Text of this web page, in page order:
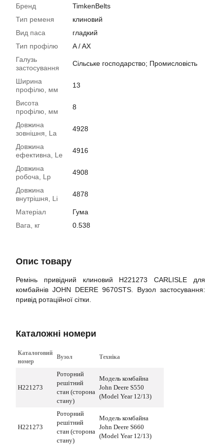
Бренд
TimkenBelts
Тип ременя
клиновий
Вид паса
гладкий
Тип профілю
A / AX
Галузь
застосування
Сільське господарство; Промисловість
Ширина
профілю, мм
13
Висота
профілю, мм
8
Довжина
зовнішня, La
4928
Довжина
ефективна, Le
4916
Довжина
робоча, Lp
4908
Довжина
внутрішня, Li
4878
Матеріал
Гума
Вага, кг
0.538
Опис товару
Ремінь привідний клиновий H221273 CARLISLE для
комбайнів JOHN DEERE 9670STS. Вузол застосування:
привід ротаційної сітки.
Каталожні номери
Каталоговий
номер
Вузол Техніка
H221273
Роторний
решітний
стан (сторона
стану)
Модель комбайна
John Deere S550
(Model Year 12/13)
H221273
Роторний
решітний
стан (сторона
стану)
Модель комбайна
John Deere S660
(Model Year 12/13)